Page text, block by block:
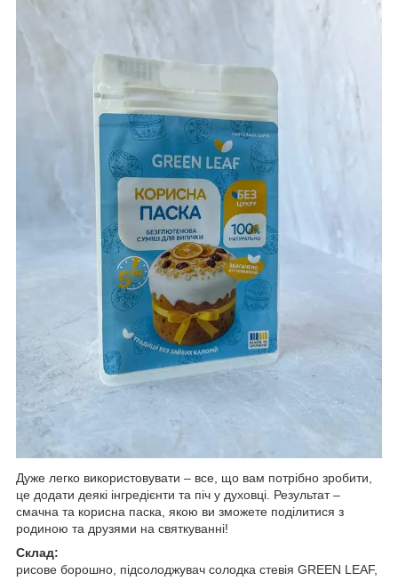
Дуже легко використовувати – все, що вам потрібно зробити,
це додати деякі інгредієнти та піч у духовці. Результат –
смачна та корисна паска, якою ви зможете поділитися з
родиною та друзями на святкуванні!
Склад:
рисове борошно, підсолоджувач солодка стевія GREEN LEAF,